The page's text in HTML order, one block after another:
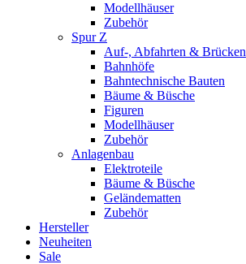
Modellhäuser
Zubehör
Spur Z
Auf-, Abfahrten & Brücken
Bahnhöfe
Bahntechnische Bauten
Bäume & Büsche
Figuren
Modellhäuser
Zubehör
Anlagenbau
Elektroteile
Bäume & Büsche
Geländematten
Zubehör
Hersteller
Neuheiten
Sale